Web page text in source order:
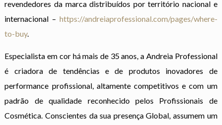
revendedores da marca distribuídos por território nacional e
internacional – https://andreiaprofessional.com/pages/where-
to-buy.
Especialista em cor há mais de 35 anos, a Andreia Professional
é criadora de tendências e de produtos inovadores de
performance profissional, altamente competitivos e com um
padrão de qualidade reconhecido pelos Profissionais de
Cosmética. Conscientes da sua presença Global, assumem um